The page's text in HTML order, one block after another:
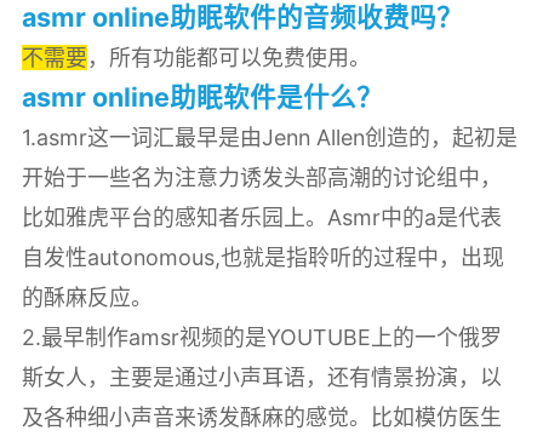
asmr online助眠软件的音频收费吗？
不需要，所有功能都可以免费使用。
asmr online助眠软件是什么？
1.asmr这一词汇最早是由Jenn Allen创造的，起初是
开始于一些名为注意力诱发头部高潮的讨论组中，
比如雅虎平台的感知者乐园上。Asmr中的a是代表
自发性autonomous,也就是指聆听的过程中，出现
的酥麻反应。
2.最早制作amsr视频的是YOUTUBE上的一个俄罗
斯女人，主要是通过小声耳语，还有情景扮演，以
及各种细小声音来诱发酥麻的感觉。比如模仿医生